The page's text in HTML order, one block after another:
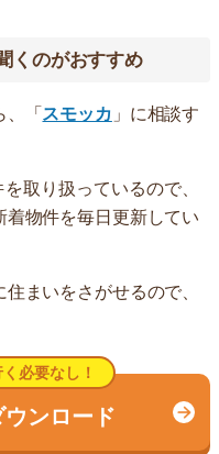
くのがおすすめ
「 スモッカ 」に相談す
取り扱っているので、
物件を毎日更新してい
まいをさがせるので、
必要なし！
ンロード